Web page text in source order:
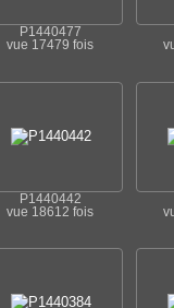
P1440477
vue 17479 fois
P1440442
vue 18612 fois